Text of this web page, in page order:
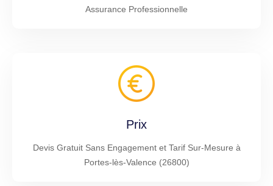
Assurance Professionnelle
Prix
Devis Gratuit Sans Engagement et Tarif Sur-Mesure à
Portes-lès-Valence (26800)